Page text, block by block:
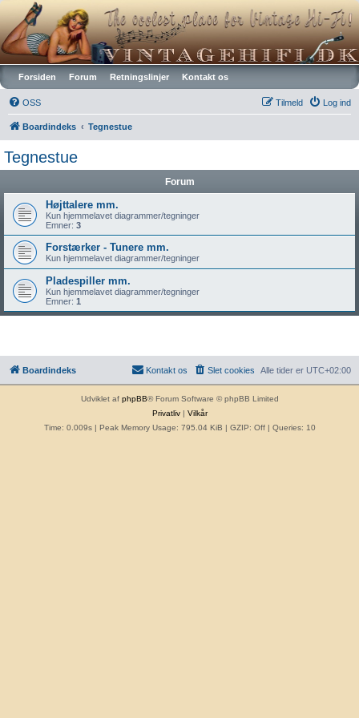
Vintagehifi.dk
Forsiden Forum Retningslinjer Kontakt os
OSS Log ind
Tilmeld
Boardindeks Tegnestue
Tegnestue
Forum
Højttalere mm.
Kun hjemmelavet diagrammer/tegninger
Emner: 3
Forstærker - Tunere mm.
Kun hjemmelavet diagrammer/tegninger
Pladespiller mm.
Kun hjemmelavet diagrammer/tegninger
Emner: 1
Boardindeks Alle tider er UTC+02:00
Slet cookies
Kontakt os
Udviklet af phpBB® Forum Software © phpBB Limited
Privatliv| Vilkår
Time: 0.009s| Peak Memory Usage: 795.04 KiB | GZIP: Off | Queries: 10